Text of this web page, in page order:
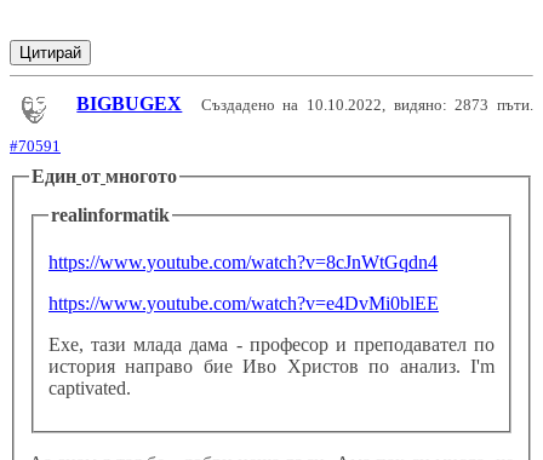
Цитирай
BIGBUGEX Създадено на 10.10.2022, видяно: 2873 пъти.
#70591
Един от многото
realinformatik
https://www.youtube.com/watch?v=8cJnWtGqdn4
https://www.youtube.com/watch?v=e4DvMi0blEE
Ехе, тази млада дама - професор и преподавател по
история направо бие Иво Христов по анализ. I'm
captivated.